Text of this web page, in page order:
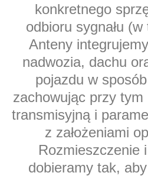
konkretnego
odbioru sygnału
Anteny
nadwozia, dachu
pojazdu w
zachowując przy tym
transmisyjną i
z założeniami
Rozmieszczenie
dobieramy tak,